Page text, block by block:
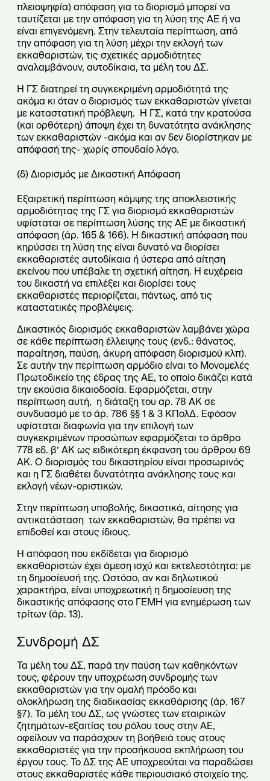
πλειοψηφία) απόφαση για το διορισμό μπορεί να
ταυτίζεται με την απόφαση για τη λύση της ΑΕ ή να
είναι επιγενόμενη. Στην τελευταία περίπτωση, από
την απόφαση για τη λύση μέχρι την εκλογή των
εκκαθαριστών, τις σχετικές αρμοδιότητες
αναλαμβάνουν, αυτοδίκαια, τα μέλη του ΔΣ.
Η ΓΣ διατηρεί τη συγκεκριμένη αρμοδιότητά της
ακόμα κι όταν ο διορισμός των εκκαθαριστών γίνεται
με καταστατική πρόβλεψη. Η ΓΣ, κατά την κρατούσα
(και ορθότερη) άποψη έχει τη δυνατότητα ανάκλησης
των εκκαθαριστών -ακόμα και αν δεν διορίστηκαν με
απόφασή της- χωρίς σπουδαίο λόγο.
(δ) Διορισμός με Δικαστική Απόφαση
Εξαιρετική περίπτωση κάμψης της αποκλειστικής
αρμοδιότητας της ΓΣ για διορισμό εκκαθαριστών
υφίσταται σε περίπτωση λύσης της ΑΕ με δικαστική
απόφαση (άρ. 165 & 166). Η δικαστική απόφαση που
κηρύσσει τη λύση της είναι δυνατό να διορίσει
εκκαθαριστές αυτοδίκαια ή ύστερα από αίτηση
εκείνου που υπέβαλε τη σχετική αίτηση. Η ευχέρεια
του δικαστή να επιλέξει και διορίσει τους
εκκαθαριστές περιορίζεται, πάντως, από τις
καταστατικές προβλέψεις.
Δικαστικός διορισμός εκκαθαριστών λαμβάνει χώρα
σε κάθε περίπτωση έλλειψης τους (ενδ.: θάνατος,
παραίτηση, παύση, άκυρη απόφαση διορισμού κλπ).
Σε αυτήν την περίπτωση αρμόδιο είναι το Μονομελές
Πρωτοδικείο της έδρας της ΑΕ, το οποίο δικάζει κατά
την εκούσια δικαιοδοσία. Εφαρμόζεται, στην
περίπτωση αυτή, η διάταξη του αρ. 78 ΑΚ σε
συνδυασμό με το άρ. 786 §§ 1 & 3 ΚΠολΔ. Εφόσον
υφίσταται διαφωνία για την επιλογή των
συγκεκριμένων προσώπων εφαρμόζεται το άρθρο
778 εδ. β’ ΑΚ ως ειδικότερη έκφανση του άρθρου 69
ΑΚ. Ο διορισμός του δικαστηρίου είναι προσωρινός
και η ΓΣ διαθέτει δυνατότητα ανάκλησης τους και
εκλογή νέων-οριστικών.
Στην περίπτωση υποβολής, δικαστικά, αίτησης για
αντικατάσταση των εκκαθαριστών, θα πρέπει να
επιδοθεί και στους ίδιους.
Η απόφαση που εκδίδεται για διορισμό
εκκαθαριστών έχει άμεση ισχύ και εκτελεστότητα: με
τη δημοσίευσή της. Ωστόσο, αν και δηλωτικού
χαρακτήρα, είναι υποχρεωτική η δημοσίευση της
δικαστικής απόφασης στο ΓΕΜΗ για ενημέρωση των
τρίτων (άρ. 13).
Συνδρομή ΔΣ
Τα μέλη του ΔΣ, παρά την παύση των καθηκόντων
τους, φέρουν την υποχρέωση συνδρομής των
εκκαθαριστών για την ομαλή πρόοδο και
ολοκλήρωση της διαδικασίας εκκαθάρισης (άρ. 167
§7). Τα μέλη του ΔΣ, ως γνώστες των εταιρικών
ζητημάτων-εξαιτίας του ρόλου τους στην ΑΕ,
οφείλουν να παράσχουν τη βοήθειά τους στους
εκκαθαριστές για την προσήκουσα εκπλήρωση του
έργου τους. Το ΔΣ της ΑΕ υποχρεούται να παραδώσει
στους εκκαθαριστές κάθε περιουσιακό στοιχείο της.